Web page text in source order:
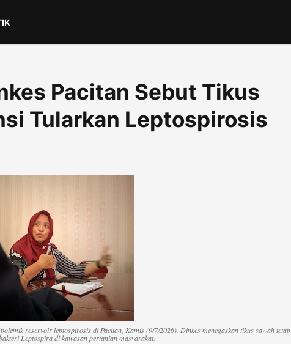
Pacitan Sebut Tikus
Tularkan Leptospirosis
reservoir leptospirosis di Pacitan, Kamis (9/7/2026). Dinkes menegaskan tikus sawah tetap
Leptospira di kawasan pertanian masyarakat.